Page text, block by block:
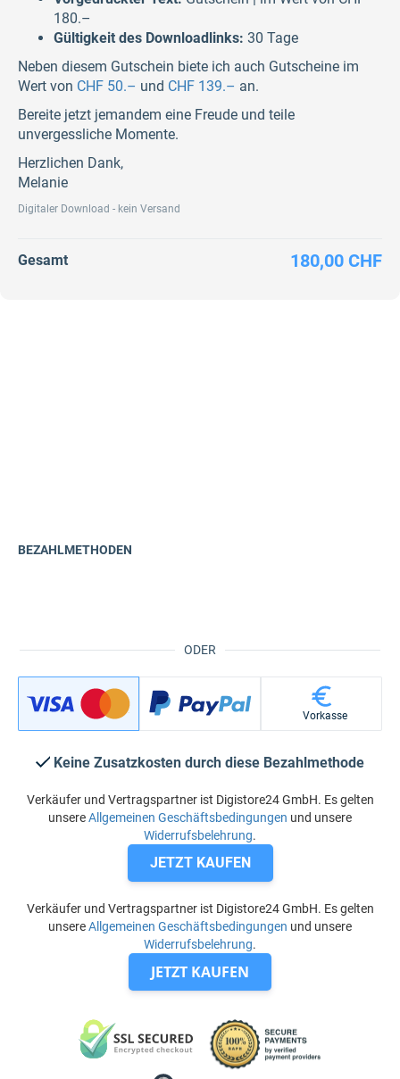
180.–
Gültigkeit des Downloadlinks: 30 Tage
Neben diesem Gutschein biete ich auch Gutscheine im
Wert von CHF 50.– und CHF 139.– an.
Bereite jetzt jemandem eine Freude und teile
unvergessliche Momente.
Herzlichen Dank,
Melanie
Digitaler Download - kein Versand
Gesamt 180,00 CHF
ODER
BEZAHLMETHODEN
Vorkasse
Keine Zusatzkosten durch diese Bezahlmethode
Verkäufer und Vertragspartner ist Digistore24 GmbH. Es gelten
unsereAllgemeinen Geschäftsbedingungen und unsere
Widerrufsbelehrung.
JETZT KAUFEN
Verkäufer und Vertragspartner ist Digistore24 GmbH. Es gelten
unsereAllgemeinen Geschäftsbedingungen und unsere
Widerrufsbelehrung.
JETZT KAUFEN